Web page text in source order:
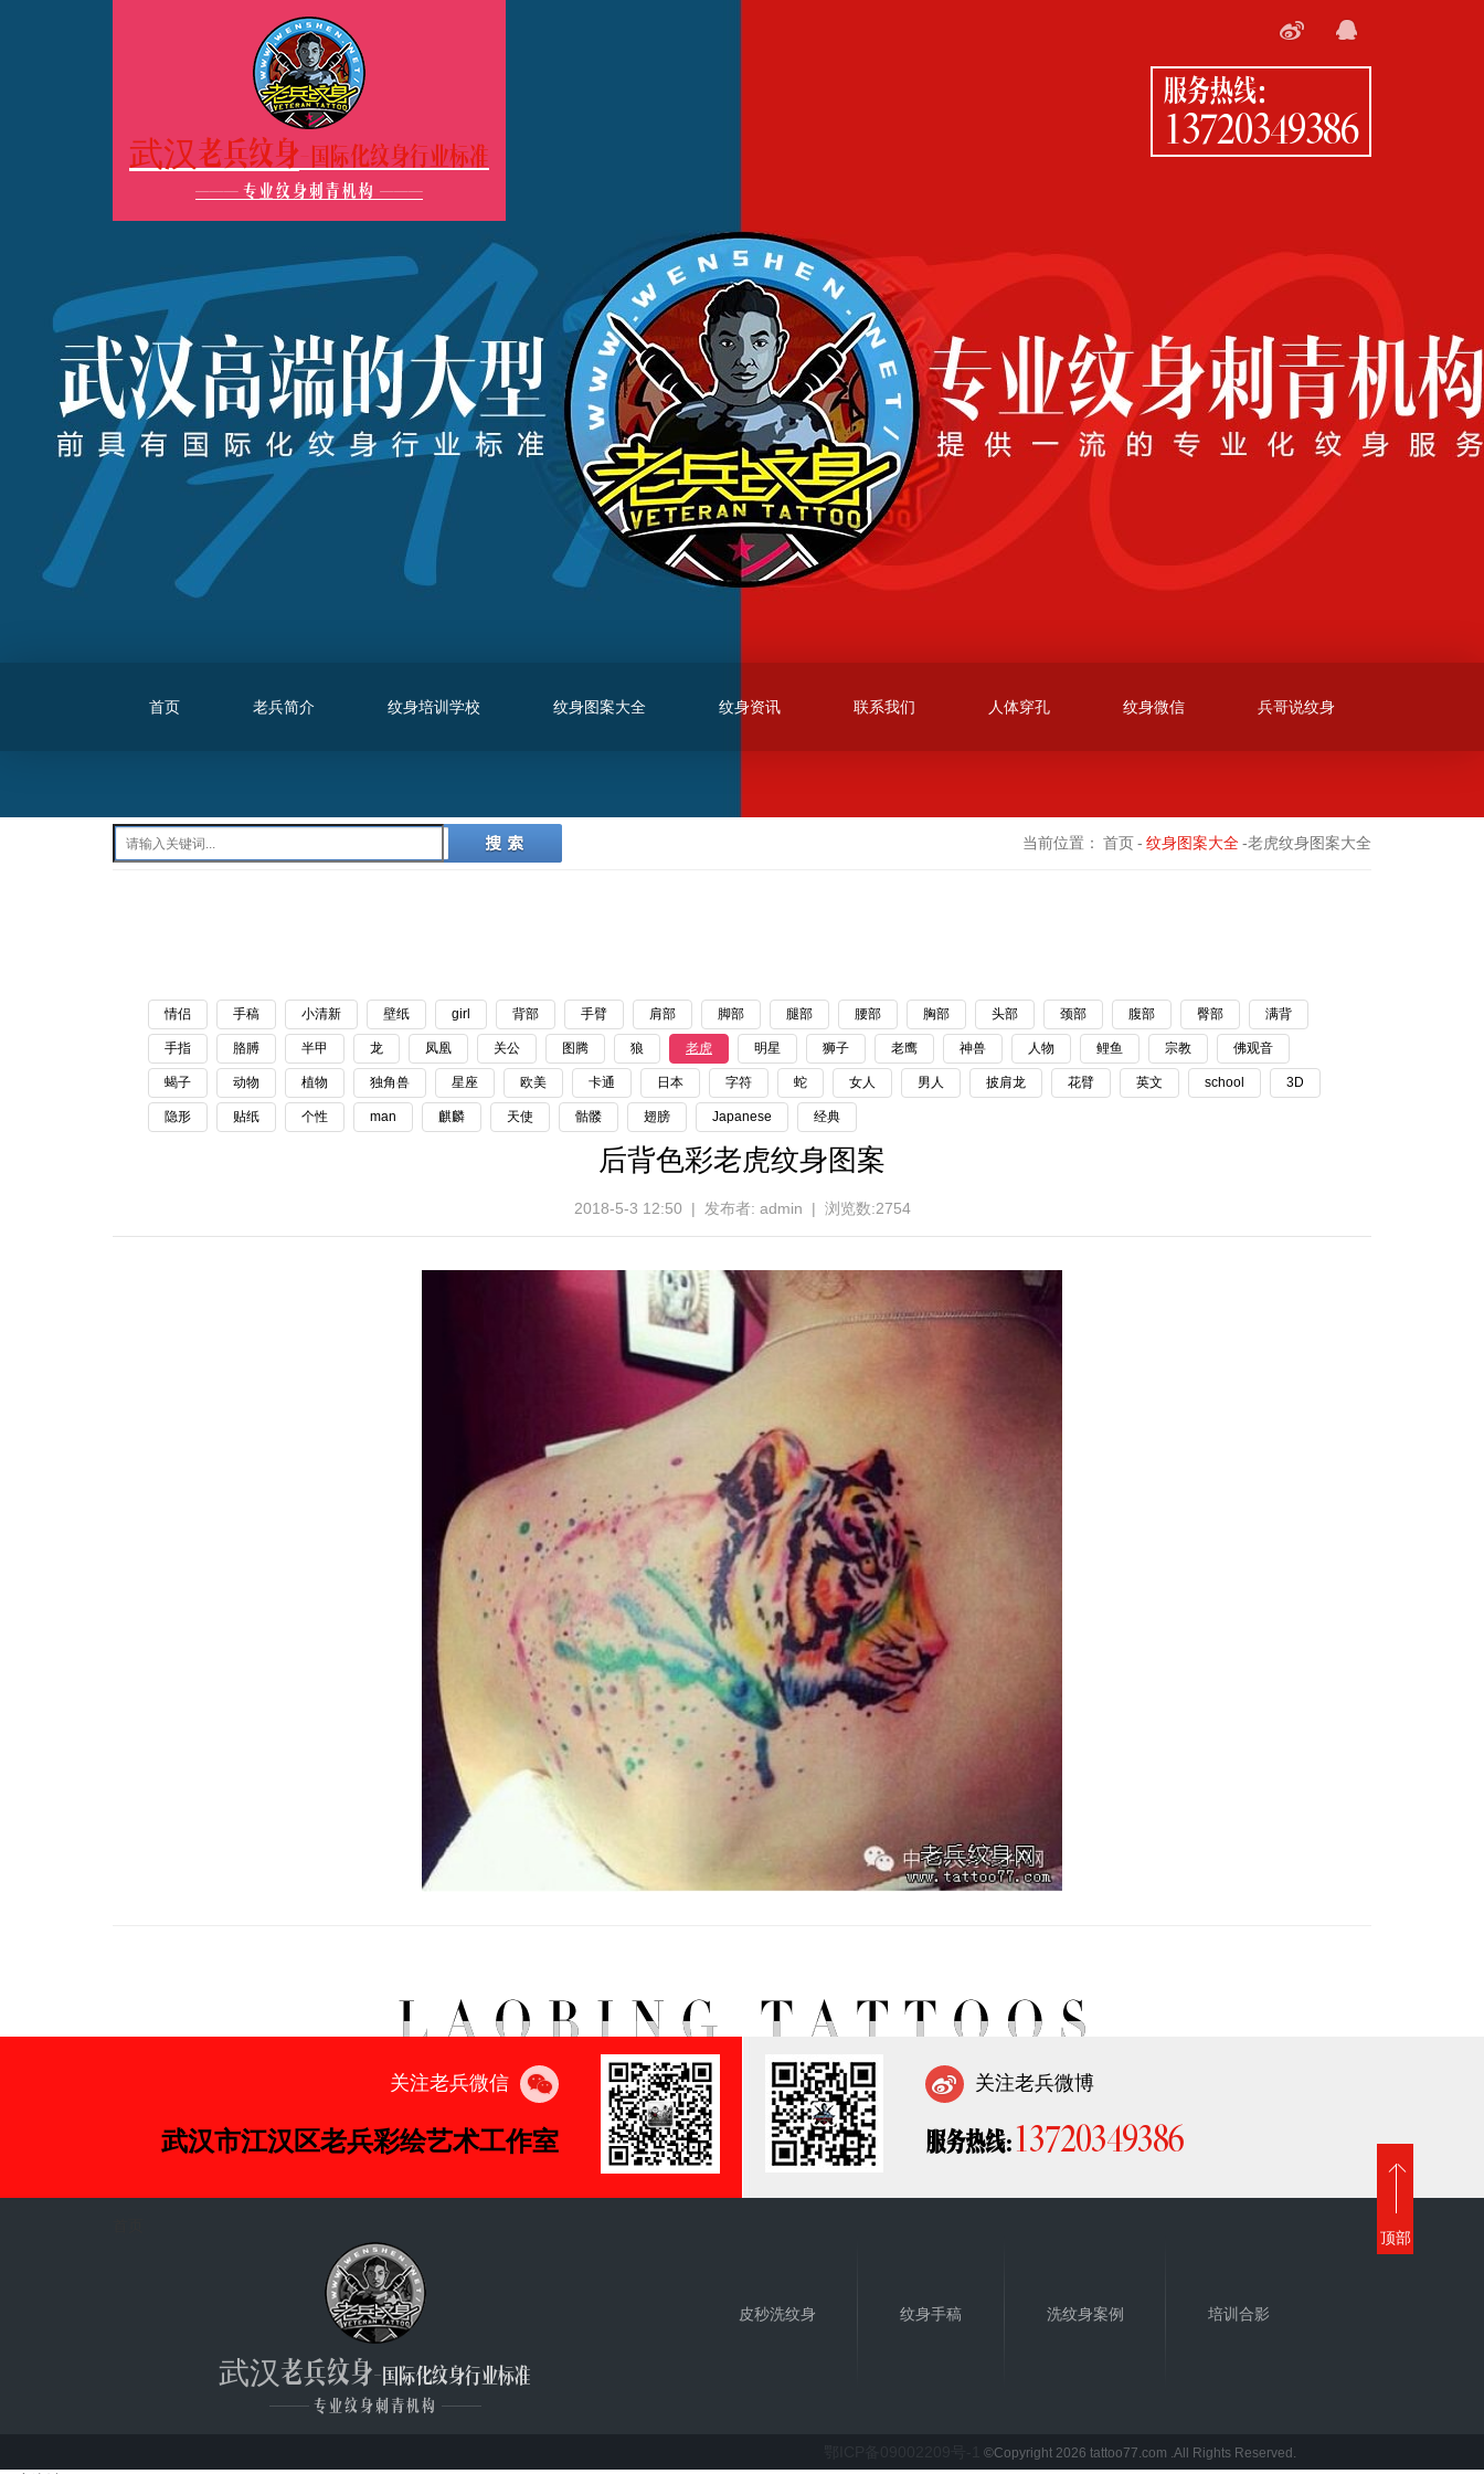
武汉老兵纹身-国际化纹身行业标准
——— 专业纹身刺青机构 ———
服务热线：
13720349386
首页 老兵简介 纹身培训学校 纹身图案大全 纹身资讯 联系我们 人体穿孔 纹身微信 兵哥说纹身
当前位置： 首页- 纹身图案大全-老虎纹身图案大全
情侣 手稿 小清新 壁纸 girl 背部 手臂 肩部 脚部 腿部 腰部 胸部 头部 颈部 腹部 臀部 满背
手指 胳膊 半甲 龙 凤凰 关公 图腾 狼 老虎 明星 狮子 老鹰 神兽 人物 鲤鱼 宗教 佛观音
蝎子 动物 植物 独角兽 星座 欧美 卡通 日本 字符 蛇 女人 男人 披肩龙 花臂 英文 school 3D
隐形 贴纸 个性 man 麒麟 天使 骷髅 翅膀 Japanese 经典
后背色彩老虎纹身图案
2018-5-3 12:50 | 发布者: admin | 浏览数:2754
关注老兵微信
武汉市江汉区老兵彩绘艺术工作室
关注老兵微博
服务热线: 13720349386
顶部
武汉老兵纹身-国际化纹身行业标准
——— 专业纹身刺青机构 ———
皮秒洗纹身 纹身手稿 洗纹身案例 培训合影
©Copyright 2026 tattoo77.com .All Rights Reserved.